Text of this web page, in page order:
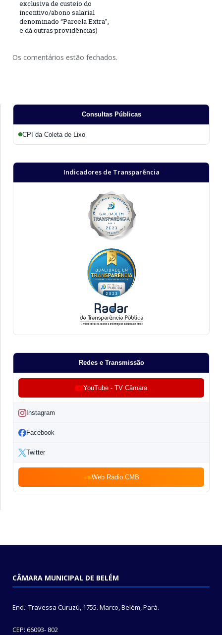
exclusiva de custeio do
incentivo/abono salarial
denominado “Parcela Extra”,
e dá outras providências)
Os comentários estão fechados.
Consultas Públicas
CPI da Coleta de Lixo
Indicadores de Transparência
Redes e Transmissão
YouTube - TV Câmara
Instagram
Facebook
Twitter
Web Rádio CMB
CÂMARA MUNICIPAL DE BELÉM
End.: Travessa Curuzú, 1755. Marco, Belém, Pará.
CEP: 66093- 802